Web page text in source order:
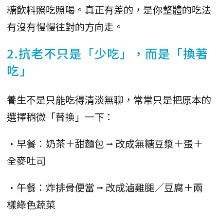
糖飲料照吃照喝。真正有差的，是你整體的吃法
有沒有慢慢往對的方向走。
2.抗老不只是「少吃」，而是「換著
吃」
養生不是只能吃得清淡無聊，常常只是把原本的
選擇稍微「替換」一下：
•早餐：奶茶＋甜麵包 ⭢ 改成無糖豆漿＋蛋＋
全麥吐司
•午餐：炸排骨便當 ⭢ 改成滷雞腿／豆腐＋兩
樣綠色蔬菜